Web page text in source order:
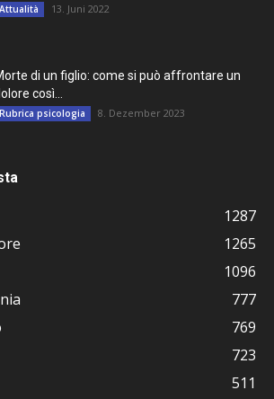
Attualità 13. Juni 2022
di un figlio: come si può affrontare un
così...
Rubrica psicologia 8. Dezember 2023
1287
1265
1096
777
769
723
511